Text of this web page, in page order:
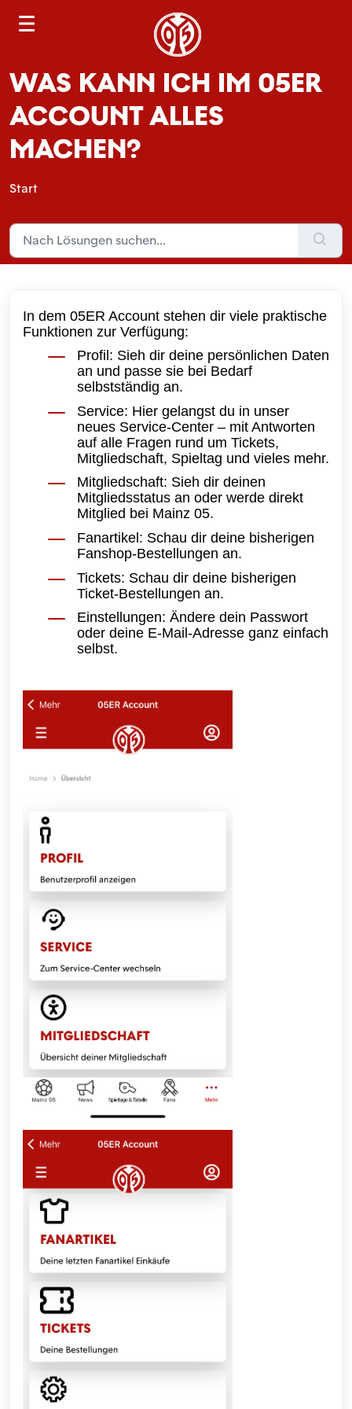
WAS KANN ICH IM 05ER
ACCOUNT ALLES
MACHEN?
Start
In dem 05ER Account stehen dir viele praktische
Funktionen zur Verfügung:
Profil: Sieh dir deine persönlichen Daten
an und passe sie bei Bedarf
selbstständig an.
Service: Hier gelangst du in unser
neues Service-Center – mit Antworten
auf alle Fragen rund um Tickets,
Mitgliedschaft, Spieltag und vieles mehr.
Mitgliedschaft: Sieh dir deinen
Mitgliedsstatus an oder werde direkt
Mitglied bei Mainz 05.
Fanartikel: Schau dir deine bisherigen
Fanshop-Bestellungen an.
Tickets: Schau dir deine bisherigen
Ticket-Bestellungen an.
Einstellungen: Ändere dein Passwort
oder deine E-Mail-Adresse ganz einfach
selbst.